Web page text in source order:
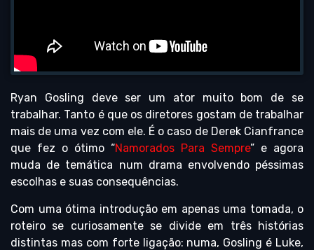
Ryan Gosling deve ser um ator muito bom de se
trabalhar. Tanto é que os diretores gostam de trabalhar
mais de uma vez com ele. É o caso de Derek Cianfrance
que fez o ótimo “Namorados Para Sempre” e agora
muda de temática num drama envolvendo péssimas
escolhas e suas consequências.
Com uma ótima introdução em apenas uma tomada, o
roteiro se curiosamente se divide em três histórias
distintas mas com forte ligação: numa, Gosling é Luke,